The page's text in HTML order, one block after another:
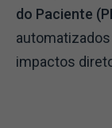
do Paciente
impactos